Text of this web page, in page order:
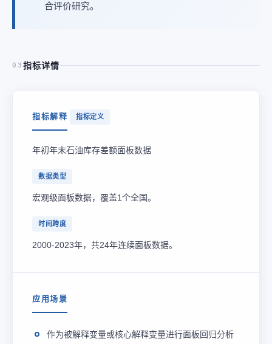
合评价研究。
03 指标详情
指标解释 指标定义
年初年末石油库存差额面板数据
数据类型
宏观级面板数据，覆盖1个全国。
时间跨度
2000-2023年，共24年连续面板数据。
应用场景
作为被解释变量或核心解释变量进行面板回归分析